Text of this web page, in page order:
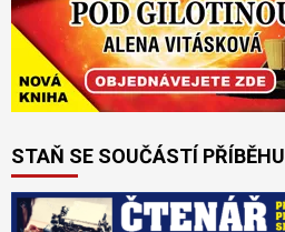
STAŇ SE SOUČÁSTÍ PŘÍBĚHU